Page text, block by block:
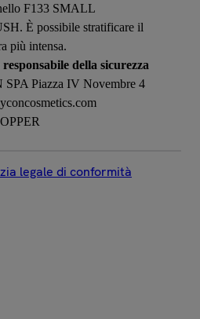
F133 SMALL
È possibile stratificare il
più intensa.
della sicurezza
Piazza IV Novembre 4
legale di conformità